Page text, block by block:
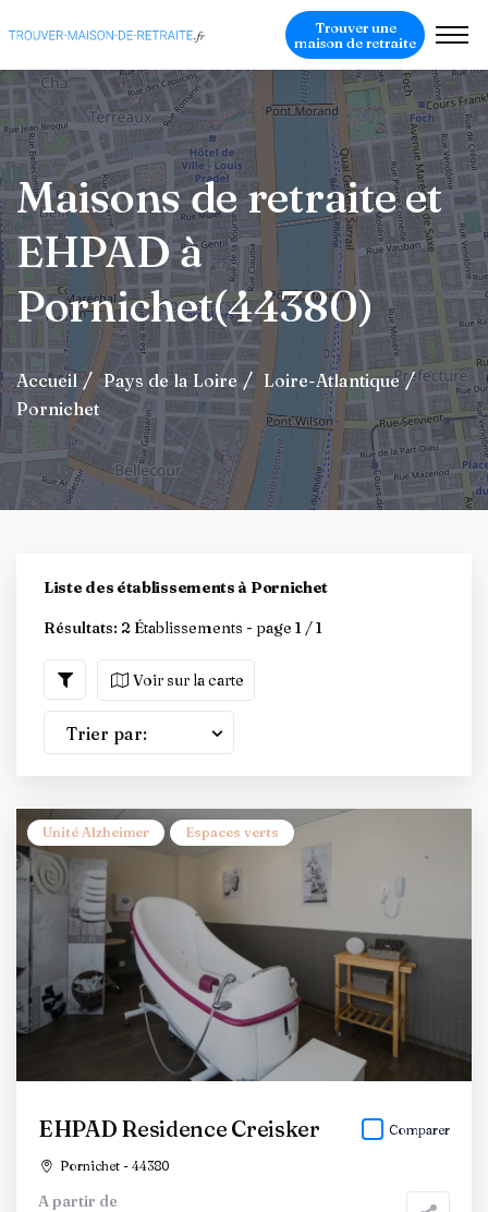
Trouver une
maison de retraite
Maisons de retraite et
EHPAD à
Pornichet(44380)
Accueil Pays de la Loire
Loire-Atlantique
Pornichet
Liste des établissements à Pornichet
Résultats: 2 Établissements - page 1 / 1
Voir sur la carte
Trier par:
Unité Alzheimer Espaces verts
EHPAD Residence Creisker
Pornichet - 44380
Comparer
A partir de